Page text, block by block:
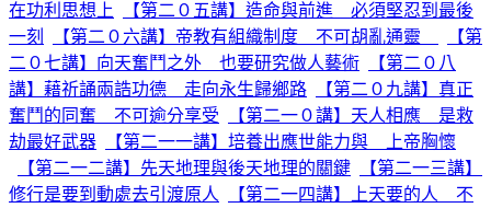
在功利思想上
【第二０五講】造命與前進 必須堅忍到最後
一刻
【第二０六講】帝教有組織制度 不可胡亂通靈
【第
二０七講】向天奮鬥之外 也要研究做人藝術
【第二０八
講】藉祈誦兩誥功德 走向永生歸鄉路
【第二０九講】真正
奮鬥的同奮 不可逾分享受
【第二一０講】天人相應 是救
劫最好武器
【第二一一講】培養出應世能力與 上帝胸懷
【第二一二講】先天地理與後天地理的關鍵
【第二一三講】
修行是要到動處去引渡原人
【第二一四講】上天要的人 不